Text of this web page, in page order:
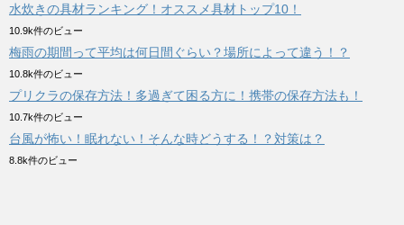
水炊きの具材ランキング！オススメ具材トップ10！
10.9k件のビュー
梅雨の期間って平均は何日間ぐらい？場所によって違う！？
10.8k件のビュー
プリクラの保存方法！多過ぎて困る方に！携帯の保存方法も！
10.7k件のビュー
台風が怖い！眠れない！そんな時どうする！？対策は？
8.8k件のビュー